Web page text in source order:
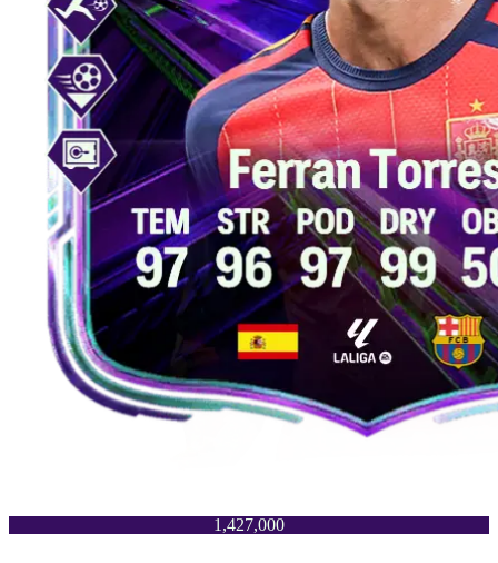
1,427,000